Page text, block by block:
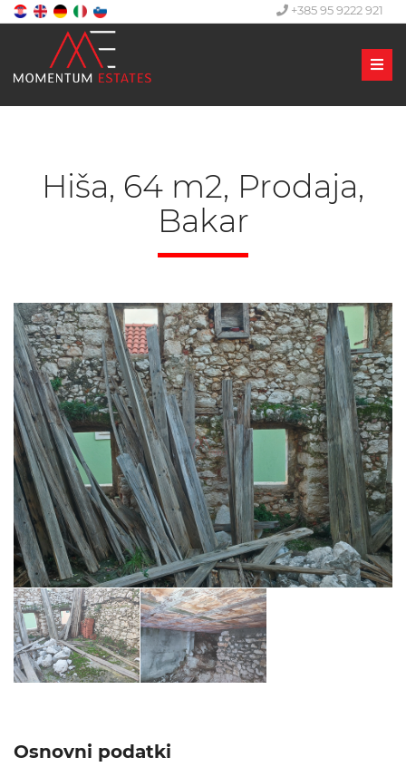
+385 95 9222 921
Hiša, 64 m2, Prodaja,
Bakar
Osnovni podatki